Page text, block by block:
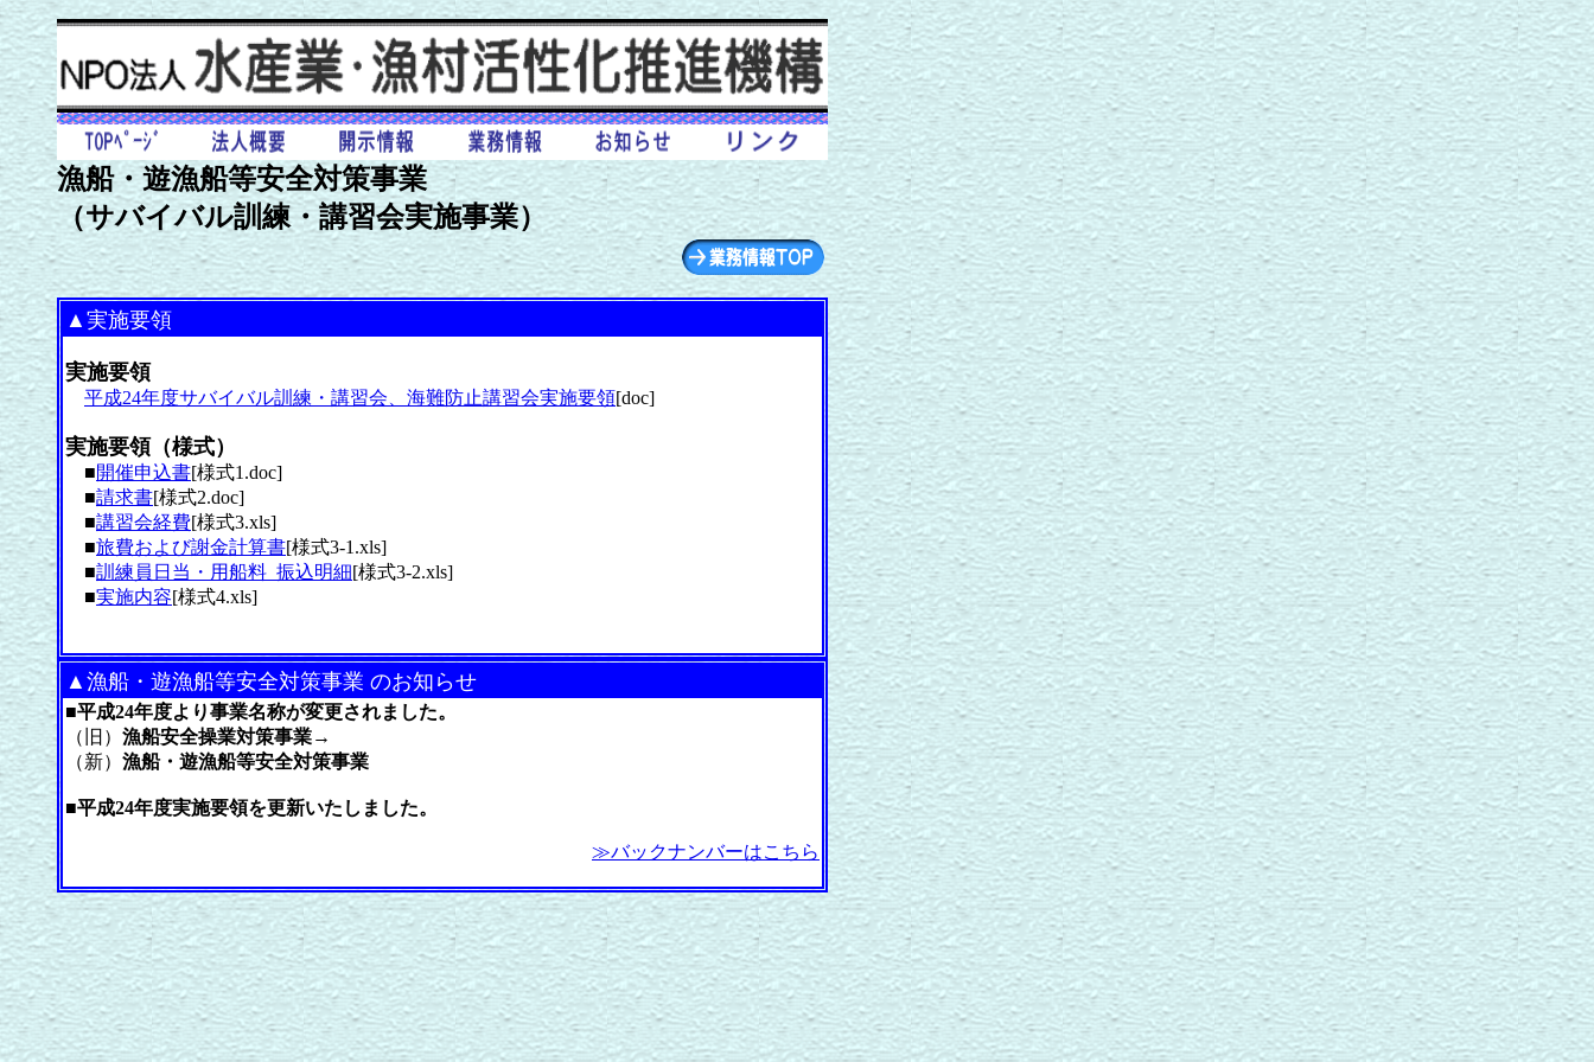
漁船・遊漁船等安全対策事業
（サバイバル訓練・講習会実施事業）
▲実施要領
実施要領
平成24年度サバイバル訓練・講習会、海難防止講習会実施要領[doc]
実施要領（様式）
■開催申込書[様式1.doc]
■請求書[様式2.doc]
■講習会経費[様式3.xls]
■旅費および謝金計算書[様式3-1.xls]
■訓練員日当・用船料_振込明細[様式3-2.xls]
■実施内容[様式4.xls]
▲漁船・遊漁船等安全対策事業 のお知らせ
■平成24年度より事業名称が変更されました。
（旧） 漁船安全操業対策事業→
（新） 漁船・遊漁船等安全対策事業
■平成24年度実施要領を更新いたしました。
≫バックナンバーはこちら